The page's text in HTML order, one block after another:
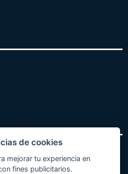
de cookies
mejorar tu experiencia en
fines publicitarios.